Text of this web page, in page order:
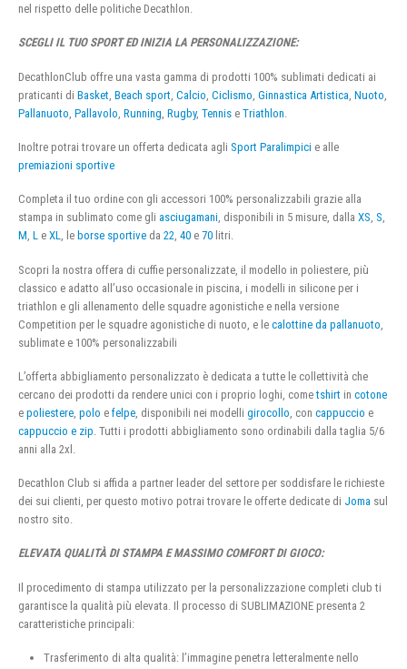
nel rispetto delle politiche Decathlon.
SCEGLI IL TUO SPORT ED INIZIA LA PERSONALIZZAZIONE:
DecathlonClub offre una vasta gamma di prodotti 100% sublimati dedicati ai
praticanti di Basket Beach sport Calcio Ciclismo Ginnastica Artistica Nuoto
Pallanuoto Pallavolo Running Rugby, Tennis e Triathlon
Inoltre potrai trovare un offerta dedicata agli Sport Paralimpici e alle
premiazioni sportive
Completa il tuo ordine con gli accessori 100% personalizzabili grazie alla
stampa in sublimato come gli asciugamani, disponibili in 5 misure, dalla XS, S,
M, L e XL, le borse sportive da 22, 40 e 70 litri.
Scopri la nostra offera di cuffie personalizzate, il modello in poliestere, più
classico e adatto all’uso occasionale in piscina, i modelli in silicone per i
triathlon e gli allenamento delle squadre agonistiche e nella versione
Competition per le squadre agonistiche di nuoto, e le calottine da pallanuoto
sublimate e 100% personalizzabili
L’offerta abbigliamento personalizzato è dedicata a tutte le collettività che
cercano dei prodotti da rendere unici con i proprio loghi, cometshirt in cotone
e poliestere polo e felpe , disponibili nei modelli girocollo , con cappuccio e
cappuccio e zip . Tutti i prodotti abbigliamento sono ordinabili dalla taglia 5/6
anni alla 2xl.
Decathlon Club si affida a partner leader del settore per soddisfare le richieste
dei sui clienti, per questo motivo potrai trovare le offerte dedicate di Joma sul
nostro sito.
ELEVATA QUALITÀ DI STAMPA E MASSIMO COMFORT DI GIOCO:
Il procedimento di stampa utilizzato per la personalizzazione completi club ti
garantisce la qualità più elevata. Il processo di SUBLIMAZIONE presenta 2
caratteristiche principali:
Trasferimento di alta qualità: l’immagine penetra letteralmente nello